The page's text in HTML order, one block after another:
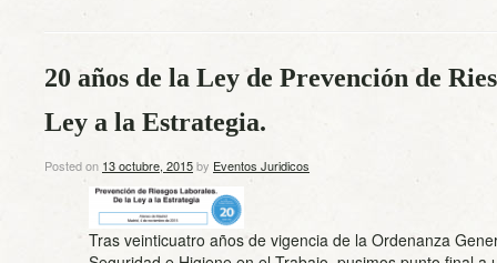
20 años de la Ley de Prevención de
Ley a la Estrategia.
Posted on 13 octubre, 2015by Eventos Juridicos
Tras veinticuatro años de vigencia de la Ordenanza